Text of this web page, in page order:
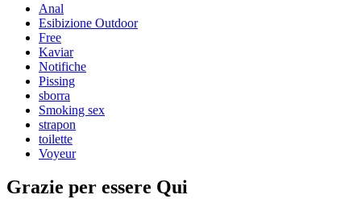
Anal
Esibizione Outdoor
Free
Kaviar
Notifiche
Pissing
sborra
Smoking sex
strapon
toilette
Voyeur
Grazie per essere Qui